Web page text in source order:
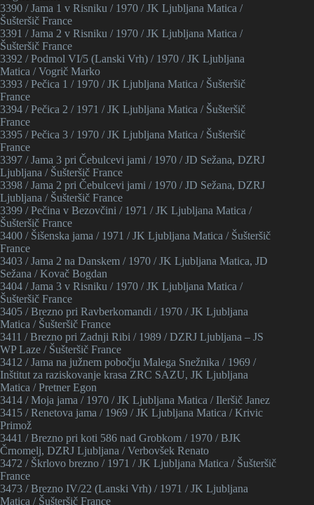
3390 / Jama 1 v Risniku / 1970 / JK Ljubljana Matica /
Šušteršič France
3391 / Jama 2 v Risniku / 1970 / JK Ljubljana Matica /
Šušteršič France
3392 / Podmol VI/5 (Lanski Vrh) / 1970 / JK Ljubljana
Matica / Vogrič Marko
3393 / Pečica 1 / 1970 / JK Ljubljana Matica / Šušteršič
France
3394 / Pečica 2 / 1971 / JK Ljubljana Matica / Šušteršič
France
3395 / Pečica 3 / 1970 / JK Ljubljana Matica / Šušteršič
France
3397 / Jama 3 pri Čebulcevi jami / 1970 / JD Sežana, DZRJ
Ljubljana / Šušteršič France
3398 / Jama 2 pri Čebulcevi jami / 1970 / JD Sežana, DZRJ
Ljubljana / Šušteršič France
3399 / Pečina v Bezovčini / 1971 / JK Ljubljana Matica /
Šušteršič France
3400 / Šišenska jama / 1971 / JK Ljubljana Matica / Šušteršič
France
3403 / Jama 2 na Danskem / 1970 / JK Ljubljana Matica, JD
Sežana / Kovač Bogdan
3404 / Jama 3 v Risniku / 1970 / JK Ljubljana Matica /
Šušteršič France
3405 / Brezno pri Ravberkomandi / 1970 / JK Ljubljana
Matica / Šušteršič France
3411 / Brezno pri Zadnji Ribi / 1989 / DZRJ Ljubljana – JS
WP Laze / Šušteršič France
3412 / Jama na južnem pobočju Malega Snežnika / 1969 /
Inštitut za raziskovanje krasa ZRC SAZU, JK Ljubljana
Matica / Pretner Egon
3414 / Moja jama / 1970 / JK Ljubljana Matica / Ileršič Janez
3415 / Renetova jama / 1969 / JK Ljubljana Matica / Krivic
Primož
3441 / Brezno pri koti 586 nad Grobkom / 1970 / BJK
Črnomelj, DZRJ Ljubljana / Verbovšek Renato
3472 / Škrlovo brezno / 1971 / JK Ljubljana Matica / Šušteršič
France
3473 / Brezno IV/22 (Lanski Vrh) / 1971 / JK Ljubljana
Matica / Šušteršič France